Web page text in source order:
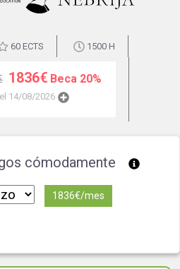
60 ECTS 1500 H
1836€ Beca 20%
14/08/2026
cómodamente
1836€/mes